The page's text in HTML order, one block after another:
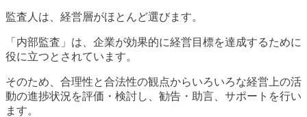
監査人は、経営層がほとんど選びます。
「内部監査」は、企業が効果的に経営目標を達成するために
役に立つとされています。
そのため、合理性と合法性の観点からいろいろな経営上の活
動の進捗状況を評価・検討し、勧告・助言、サポートを行い
ます。